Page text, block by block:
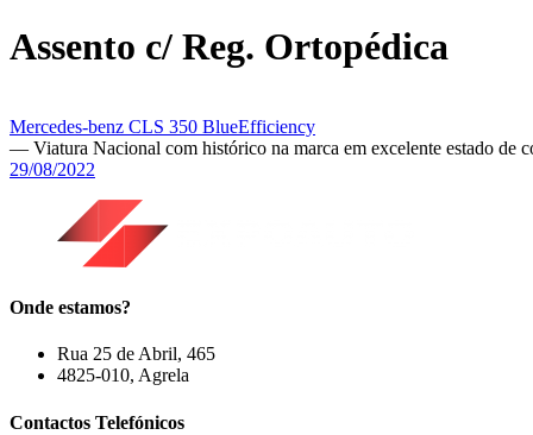
Assento c/ Reg. Ortopédica
Mercedes-benz CLS 350 BlueEfficiency
— Viatura Nacional com histórico na marca em excelente estado de
29/08/2022
Onde estamos?
Rua 25 de Abril, 465
4825-010, Agrela
Contactos Telefónicos